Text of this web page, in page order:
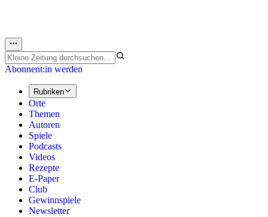
Abonnent:in werden
Rubriken
Orte
Themen
Autoren
Spiele
Podcasts
Videos
Rezepte
E-Paper
Club
Gewinnspiele
Newsletter